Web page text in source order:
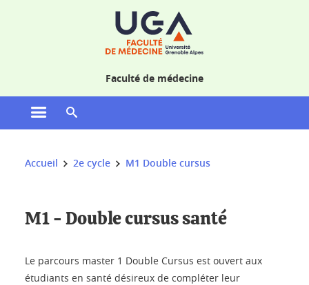
Faculté de médecine
Ouvrir le menu principal
Vous êtes ici :
Accueil 2e cycle M1 Double cursus
M1 - Double cursus santé
Le parcours master 1 Double Cursus est ouvert aux
étudiants en santé désireux de compléter leur